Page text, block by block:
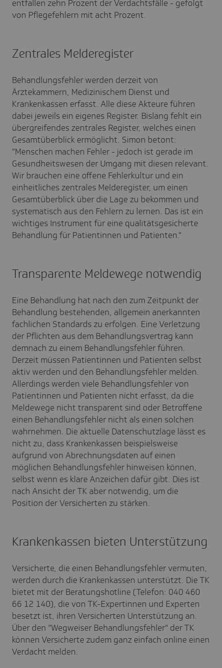
entfallen zehn Prozent der Verdachtsfälle - gefolgt
von Pflegefehlern mit acht Prozent.
Zentrales Melderegister
Behandlungsfehler werden derzeit von
Ärztekammern, Medizinischem Dienst und
Krankenkassen erfasst. Alle diese Akteure führen
dabei jeweils ein eigenes Register. Bislang fehlt ein
übergreifendes zentrales Register, welches einen
Gesamtüberblick ermöglicht. Simon betont:
"Menschen machen Fehler - jedoch ist gerade im
Gesundheitswesen der Umgang mit diesen relevant.
Wir brauchen eine offene Fehlerkultur und ein
einheitliches zentrales Melderegister, um einen
Gesamtüberblick über die Lage zu bekommen und
systematisch aus den Fehlern zu lernen. Das ist ein
wichtiges Instrument für eine qualitätsgesicherte
Behandlung für Patientinnen und Patienten."
Transparente Meldewege notwendig
Eine Behandlung hat nach den zum Zeitpunkt der
Behandlung bestehenden, allgemein anerkannten
fachlichen Standards zu erfolgen. Eine Verletzung
der Pflichten aus dem Behandlungsvertrag kann
demnach zu einem Behandlungsfehler führen.
Derzeit müssen Patientinnen und Patienten selbst
aktiv werden und den Behandlungsfehler melden.
Allerdings werden viele Behandlungsfehler von
Patientinnen und Patienten nicht erfasst, da die
Meldewege nicht transparent sind oder Betroffene
einen Behandlungsfehler nicht als einen solchen
wahrnehmen. Die aktuelle Datenschutzlage lässt es
nicht zu, dass Krankenkassen beispielsweise
aufgrund von Abrechnungsdaten auf einen
möglichen Behandlungsfehler hinweisen können,
selbst wenn es klare Anzeichen dafür gibt. Dies ist
nach Ansicht der TK aber notwendig, um die
Position der Versicherten zu stärken.
Krankenkassen bieten Unterstützung
Versicherte, die einen Behandlungsfehler vermuten,
werden durch die Krankenkassen unterstützt. Die TK
bietet mit der Beratungshotline (Telefon: 040 460
66 12 140), die von TK-Expertinnen und Experten
besetzt ist, ihren Versicherten Unterstützung an.
Über den "Wegweiser Behandlungsfehler" der TK
können Versicherte zudem ganz einfach online einen
Verdacht melden.